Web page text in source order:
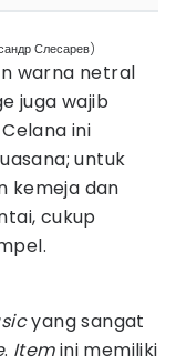
Слесарев)
warna netral
juga wajib
Celana ini
untuk
kemeja dan
cukup
yang sangat
. Itemini memiliki